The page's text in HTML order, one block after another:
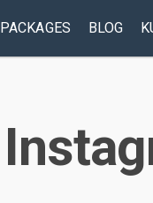
PACKAGES BLOG